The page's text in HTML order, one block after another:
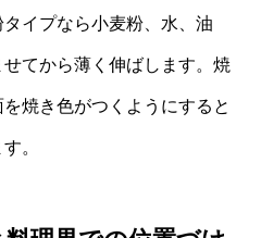
イプなら小麦粉、水、油
てから薄く伸ばします。焼
焼き色がつくようにすると
。